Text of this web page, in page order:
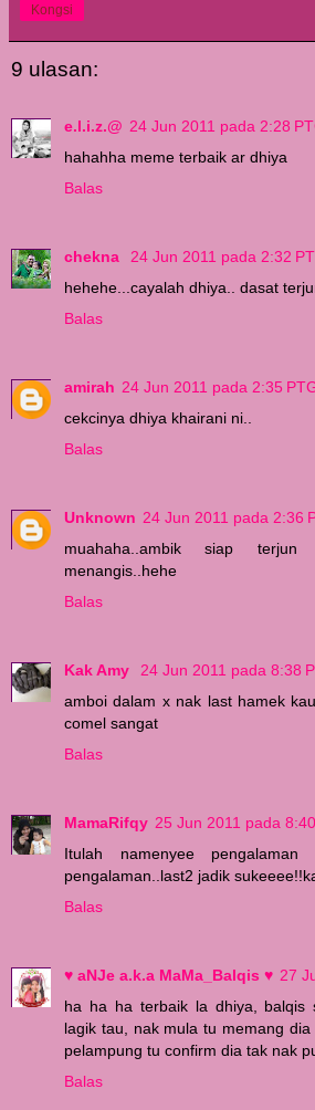
Kongsi
9 ulasan:
e.l.i.z.@ 24 Jun 2011 pada 2:28
hahahha meme terbaik ar dhiya
Balas
chekna
24 Jun 2011 pada 2:32
hehehe...cayalah dhiya.. dasat
Balas
amirah 24 Jun 2011 pada 2:35
cekcinya dhiya khairani ni..
Balas
Unknown 24 Jun 2011 pada 2:36
muahaha..ambik siap
menangis..hehe
Balas
Kak Amy
24 Jun 2011 pada 8:38
amboi dalam x nak last hamek
comel sangat
Balas
MamaRifqy 25 Jun 2011 pada
Itulah namenyee
pengalaman..last2 jadik
Balas
♥ aNJe a.k.a MaMa_Balqis ♥ 27
ha ha ha terbaik la dhiya, balqis
lagik tau, nak mula tu memang
pelampung tu confirm dia tak nak
Balas